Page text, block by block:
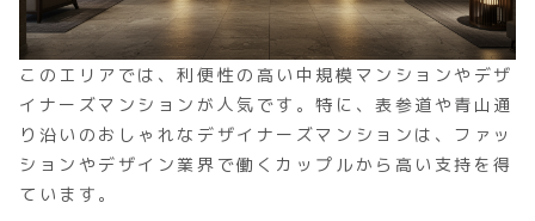
このエリアでは、利便性の高い中規模マンションやデザ
イナーズマンションが人気です。特に、表参道や青山通
り沿いのおしゃれなデザイナーズマンションは、ファッ
ションやデザイン業界で働くカップルから高い支持を得
ています。